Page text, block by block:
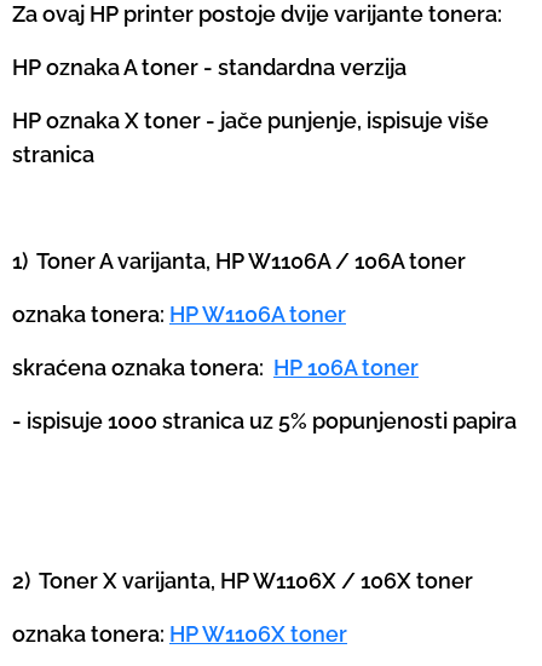
Za ovaj HP printer postoje dvije varijante tonera:
HP oznaka A toner - standardna verzija
HP oznaka X toner - jače punjenje, ispisuje više
stranica
1) Toner A varijanta, HP W1106A / 106A toner
oznaka tonera: HP W1106A toner
skraćena oznaka tonera: HP 106A toner
- ispisuje 1000 stranica uz 5% popunjenosti papira
2) Toner X varijanta, HP W1106X / 106X toner
oznaka tonera: HP W1106X toner